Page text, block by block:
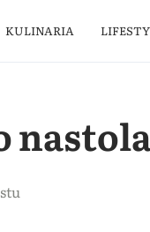
KULINARIA